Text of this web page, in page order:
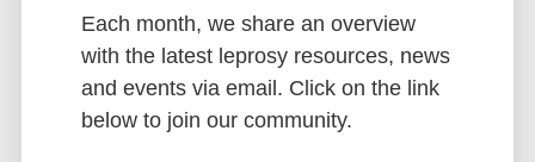
Valeriano DADC
Regis CF
Jatobá JDVN
Leprosy (Hansen disease)
Public health History of leprosy
Each month, we share an overview
with the latest leprosy resources, news
and events via email. Click on the link
below to join our community.